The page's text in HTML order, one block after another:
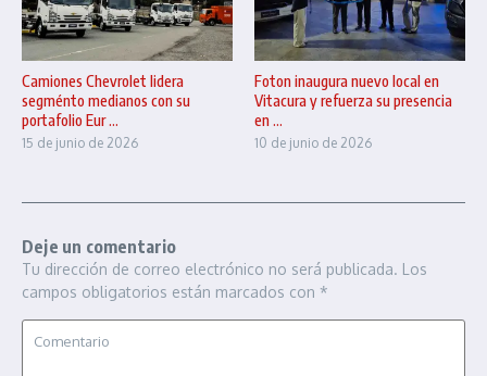
Camiones Chevrolet lidera
segménto medianos con su
portafolio Eur ...
15 de junio de 2026
Foton inaugura nuevo local en
Vitacura y refuerza su presencia
en ...
10 de junio de 2026
Deje un comentario
Tu dirección de correo electrónico no será publicada. Los
campos obligatorios están marcados con *